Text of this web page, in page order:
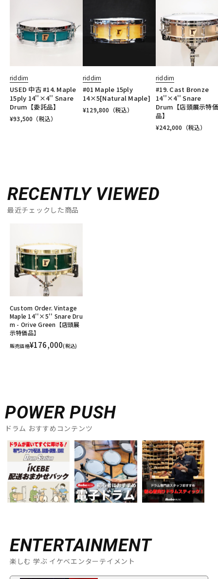
riddim
USED 中古 #14. Maple
15ply 14''×4'' Snare
Drum【委託品】
¥93,500 （税込）
riddim
#01 Maple 15ply
14×5[Natural Maple]
¥129,800 （税込）
riddim
#19. Cast Bronze
14''×4'' Snare
Drum【店頭展示特価
品】
¥242,000 （税込）
RECENTLY VIEWED
最近チェックした商品
Custom Order. Vintage
Maple 14''×5'' Snare Dru
m - Orive Green【店頭展
示特価品】
販売価格¥176,000(税込)
POWER PUSH
ドラム おすすめコンテンツ
ENTERTAINMENT
楽しむ 学ぶ イケベエンターテイメント